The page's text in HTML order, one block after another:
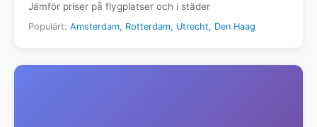
Jämför priser på flygplatser och i städer
Populärt: Amsterdam, Rotterdam, Utrecht, Den Haag